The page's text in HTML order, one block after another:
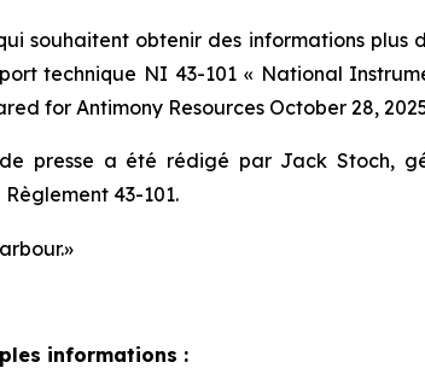
souhaitent obtenir des informations plus
technique NI 43-101 « National
for Antimony Resources October 28,
presse a été rédigé par Jack Stoch,
43-101.
informations :